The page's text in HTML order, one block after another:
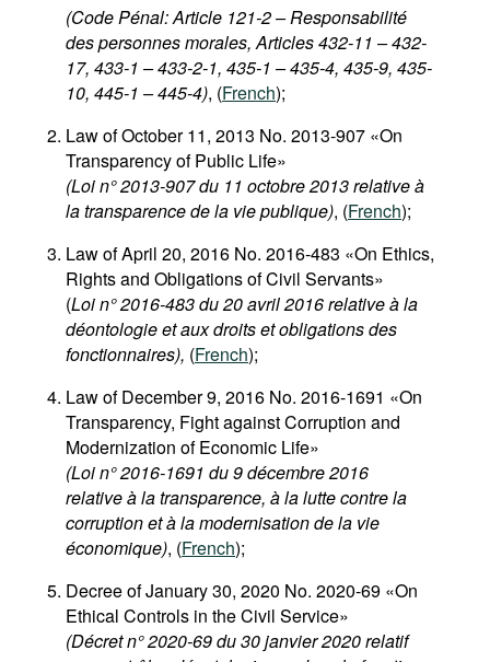
(Code Pénal: Article 121-2 – Responsabilité
des personnes morales, Articles 432-11 – 432-
17, 433-1 – 433-2-1, 435-1 – 435-4, 435-9, 435-
10, 445-1 – 445-4), (French);
Law of October 11, 2013 No. 2013-907 «On
Transparency of Public Life»
(Loi n° 2013-907 du 11 octobre 2013 relative à
la transparence de la vie publique), (French);
Law of April 20, 2016 No. 2016-483 «On Ethics,
Rights and Obligations of Civil Servants»
(Loi n° 2016-483 du 20 avril 2016 relative à la
déontologie et aux droits et obligations des
fonctionnaires), (French);
Law of December 9, 2016 No. 2016-1691 «On
Transparency, Fight against Corruption and
Modernization of Economic Life»
(Loi n° 2016-1691 du 9 décembre 2016
relative à la transparence, à la lutte contre la
corruption et à la modernisation de la vie
économique), (French);
Decree of January 30, 2020 No. 2020-69 «On
Ethical Controls in the Civil Service»
(Décret n° 2020-69 du 30 janvier 2020 relatif